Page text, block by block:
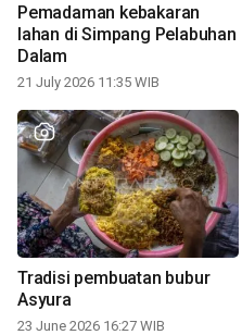
Pemadaman kebakaran
lahan di Simpang Pelabuhan
Dalam
21 July 2026 11:35 WIB
Tradisi pembuatan bubur
Asyura
23 June 2026 16:27 WIB